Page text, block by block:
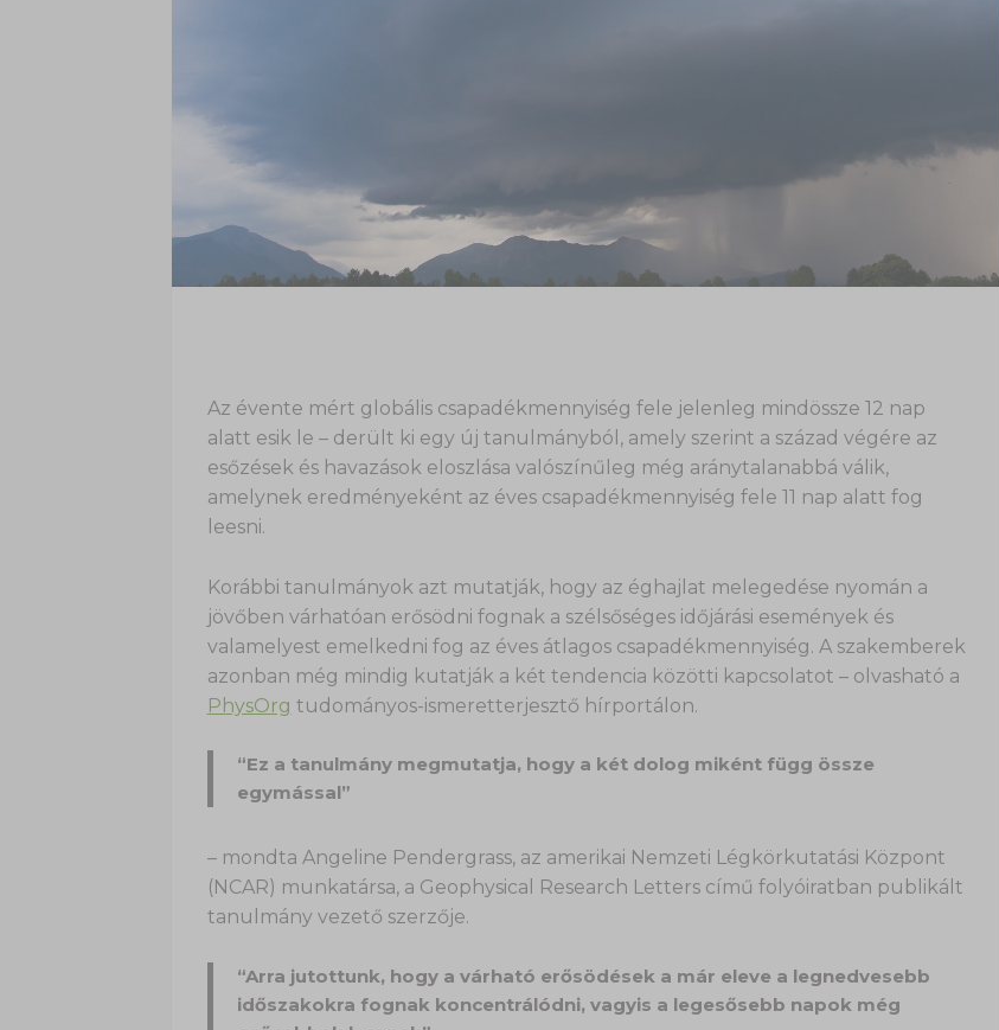
Az évente mért globális csapadékmennyiség fele jelenleg mindössze 12 nap
alatt esik le – derült ki egy új tanulmányból, amely szerint a század végére az
esőzések és havazások eloszlása valószínűleg még aránytalanabbá válik,
amelynek eredményeként az éves csapadékmennyiség fele 11 nap alatt fog
leesni.
Korábbi tanulmányok azt mutatják, hogy az éghajlat melegedése nyomán a
jövőben várhatóan erősödni fognak a szélsőséges időjárási események és
valamelyest emelkedni fog az éves átlagos csapadékmennyiség. A szakemberek
azonban még mindig kutatják a két tendencia közötti kapcsolatot – olvasható a
PhysOrg tudományos-ismeretterjesztő hírportálon.
“Ez a tanulmány megmutatja, hogy a két dolog miként függ össze
egymással”
– mondta Angeline Pendergrass, az amerikai Nemzeti Légkörkutatási Központ
(NCAR) munkatársa, a Geophysical Research Letters című folyóiratban publikált
tanulmány vezető szerzője.
“Arra jutottunk, hogy a várható erősödések a már eleve a legnedvesebb
időszakokra fognak koncentrálódni, vagyis a legesősebb napok még